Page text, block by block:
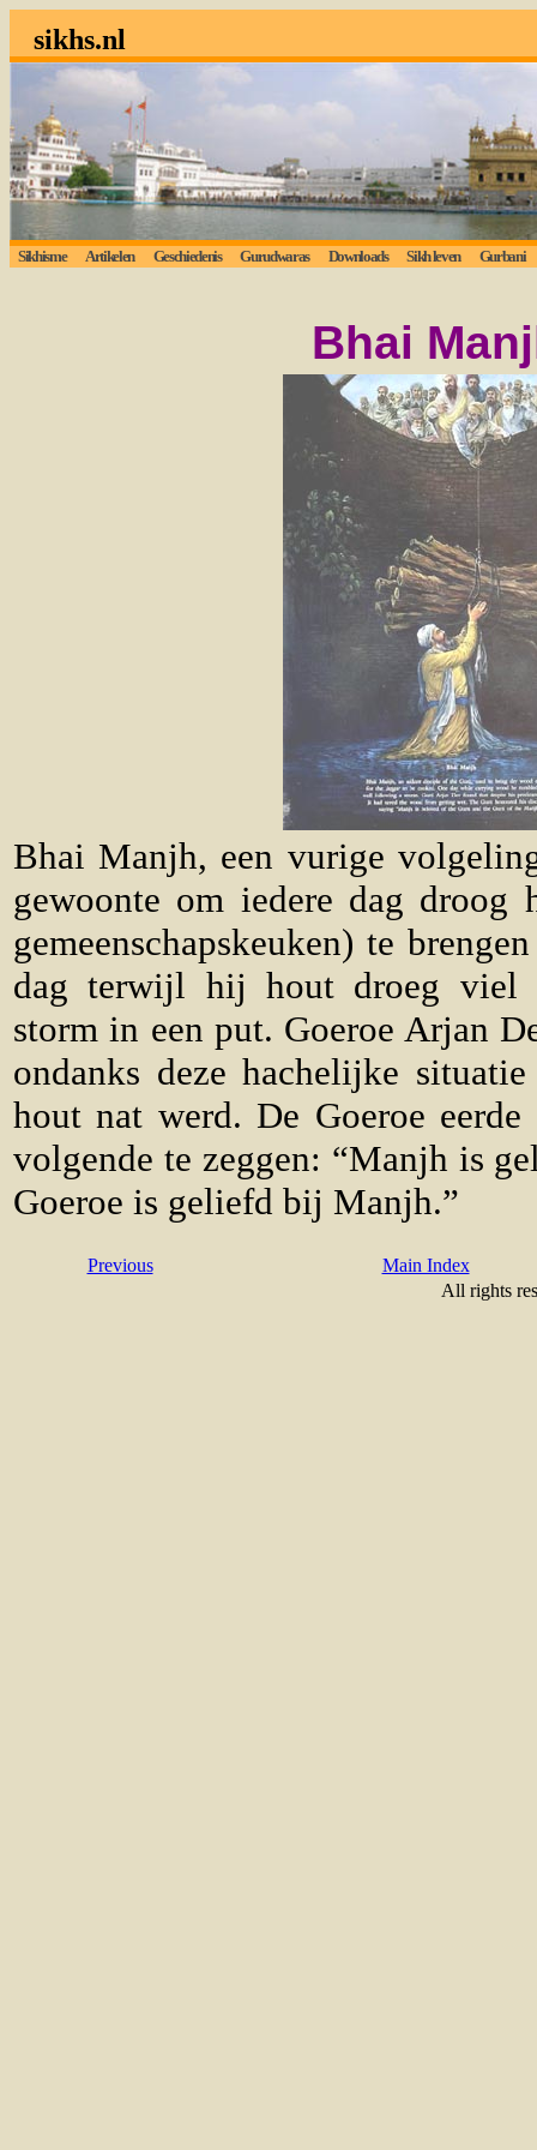
sikhs.nl
Sikhisme Artikelen Geschiedenis Gurudwaras Downloads Sikh leven Gurbani
Bhai
Bhai Manjh, een vurige
gewoonte om iedere dag droog
gemeenschapskeuken) te
dag terwijl hij hout droeg viel
storm in een put. Goeroe Arjan
ondanks deze hachelijke
hout nat werd. De Goeroe
volgende te zeggen: “Manjh is
Goeroe is geliefd bij Manjh.”
Previous
Main Index
All rights